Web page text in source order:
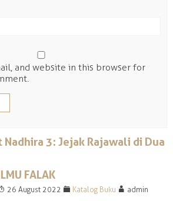
and website in this browser for
3: Jejak Rajawali di Dua
FALAK
26 August 2022 F Katalog Buku A admin